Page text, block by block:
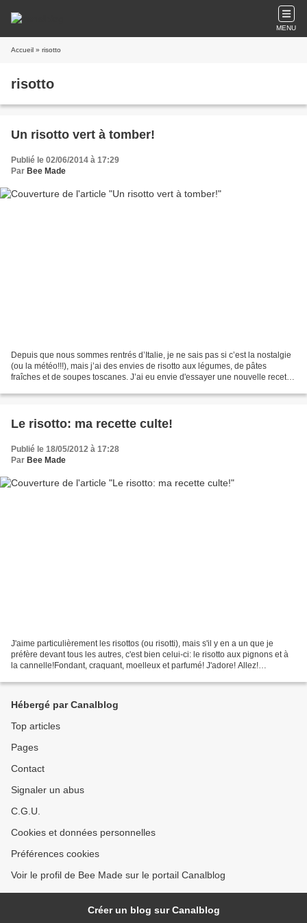
MENU
Accueil » risotto
risotto
Un risotto vert à tomber!
Publié le 02/06/2014 à 17:29
Par Bee Made
Depuis que nous sommes rentrés d’Italie, je ne sais pas si c’est la nostalgie
(ou la météo!!!), mais j’ai des envies de risotto aux légumes, de pâtes
fraîches et de soupes toscanes. J’ai eu envie d'essayer une nouvelle recette
Le risotto: ma recette culte!
Publié le 18/05/2012 à 17:28
Par Bee Made
J'aime particulièrement les risottos (ou risotti), mais s'il y en a un que je
préfère devant tous les autres, c'est bien celui-ci: le risotto aux pignons et à
la cannelle!Fondant, craquant, moelleux et parfumé! J'adore! Allez!
Hébergé par Canalblog
Top articles
Pages
Contact
Signaler un abus
C.G.U.
Cookies et données personnelles
Préférences cookies
Voir le profil de Bee Made sur le portail Canalblog
Créer un blog sur Canalblog